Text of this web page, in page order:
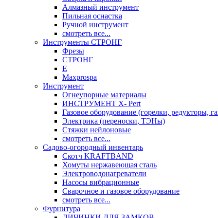
Алмазный инструмент
Пильная оснастка
Ручной инструмент
смотреть все...
Инструменты СТРОНГ
Фрезы
СТРОНГ
Е
Maxprospa
Инструмент
Огнеупорные материалы
ИНСТРУМЕНТ X- Pert
Газовое оборудование (горелки, редукторы,
Электрика (переноски, ТЭНы)
Стяжки нейлоновые
смотреть все...
Садово-огородный инвентарь
Скотч KRAFTBAND
Хомуты нержавеющая сталь
Электроводонагреватели
Насосы вибрационные
Сварочное и газовое оборудование
смотреть все...
Фурнитура